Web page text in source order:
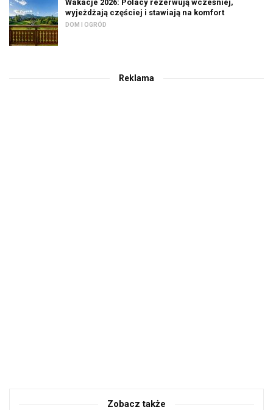
Wakacje 2026: Polacy rezerwują wcześniej,
wyjeżdżają częściej i stawiają na komfort
DOM I OGRÓD
Reklama
Zobacz także